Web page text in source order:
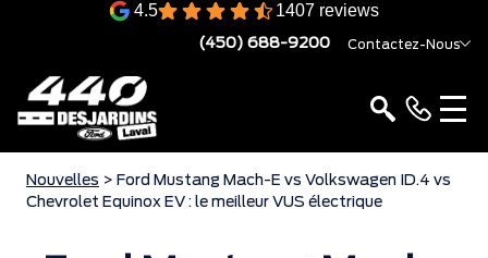
4.5 1407 reviews
(450) 688-9200 Contactez-Nous
Nouvelles > Ford Mustang Mach-E vs Volkswagen ID.4 vs
Chevrolet Equinox EV : le meilleur VUS électrique